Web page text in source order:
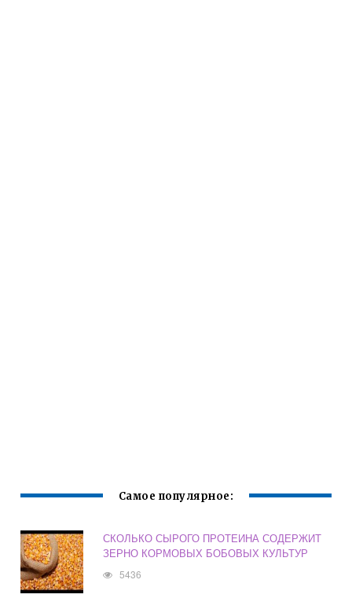
Самое популярное:
СКОЛЬКО СЫРОГО ПРОТЕИНА СОДЕРЖИТ
ЗЕРНО КОРМОВЫХ БОБОВЫХ КУЛЬТУР
5436